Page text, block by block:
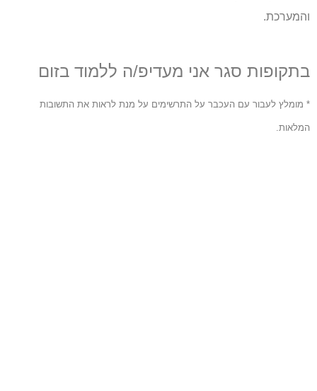
והמערכת.
בתקופות סגר אני מעדיפ/ה ללמוד בזום
* מומלץ לעבור עם העכבר על התרשימים על מנת לראות את התשובות
המלאות.